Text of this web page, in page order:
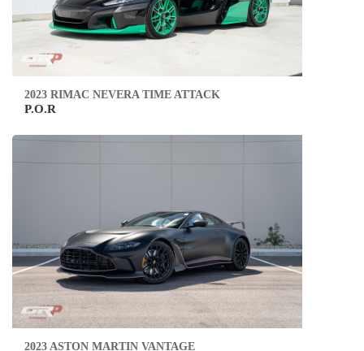
2023 RIMAC NEVERA TIME ATTACK
P.O.R
2023 ASTON MARTIN VANTAGE